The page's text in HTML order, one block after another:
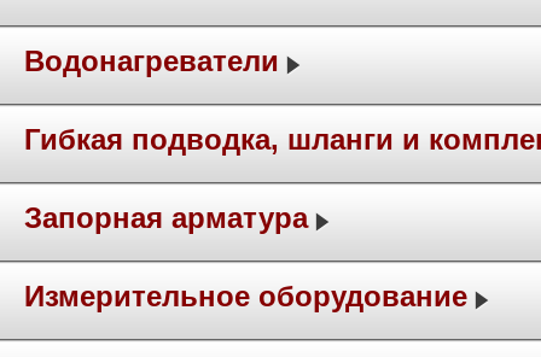
Водонагреватели
Гибкая подводка, шланги и
Запорная арматура
Измерительное оборудование